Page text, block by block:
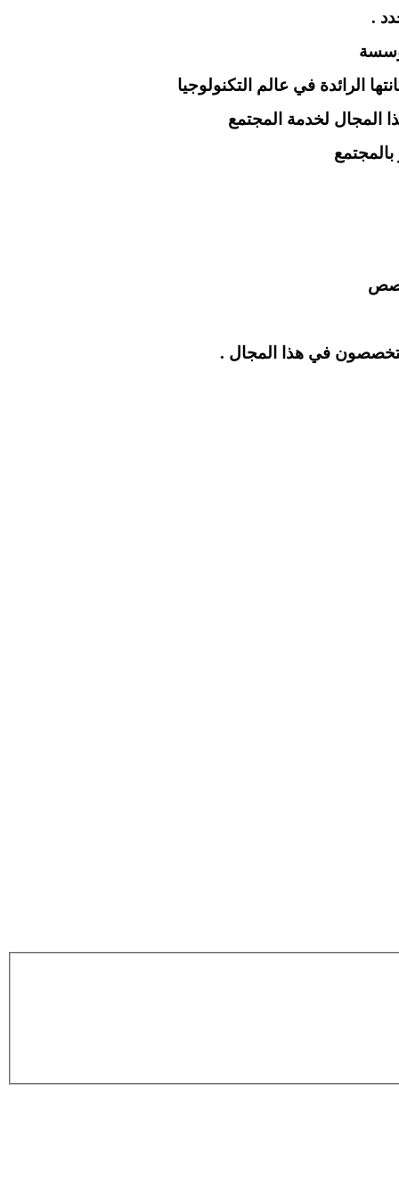
الرائدة في عالم التكنولوجيا
المجال لخدمة المجتمع
في هذا المجال .